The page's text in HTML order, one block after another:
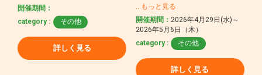
開催期間：
category :
その他
詳しく見る
…もっと見る
開催期間：2026年4月29日(水)～
2026年5月6日（木）
category :
その他
詳しく見る